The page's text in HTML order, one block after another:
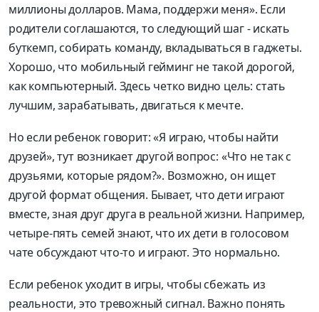
миллионы долларов. Мама, поддержи меня». Если
родители соглашаются, то следующий шаг - искать
буткемп, собирать команду, вкладываться в гаджеты.
Хорошо, что мобильный гейминг не такой дорогой,
как компьютерный. Здесь четко видно цель: стать
лучшим, зарабатывать, двигаться к мечте.
Но если ребенок говорит: «Я играю, чтобы найти
друзей», тут возникает другой вопрос: «Что не так с
друзьями, которые рядом?». Возможно, он ищет
другой формат общения. Бывает, что дети играют
вместе, зная друг друга в реальной жизни. Например,
четыре-пять семей знают, что их дети в голосовом
чате обсуждают что-то и играют. Это нормально.
Если ребенок уходит в игры, чтобы сбежать из
реальности, это тревожный сигнал. Важно понять